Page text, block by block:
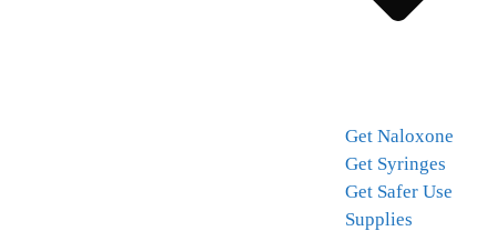
Get Naloxone
Get Syringes
Get Safer Use
Supplies